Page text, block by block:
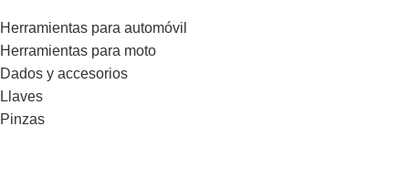
Herramientas para automóvil
Herramientas para moto
Dados y accesorios
Llaves
Pinzas